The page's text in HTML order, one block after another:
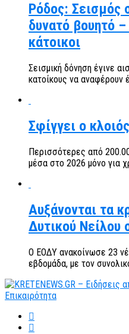
Ρόδος: Σεισμός
δυνατό βουητό
κάτοικοι
Σεισμική δόνηση έγινε
κατοίκους να αναφέρουν
Σφίγγει ο
Περισσότερες από
μέσα στο 2026 μόνο για
Αυξάνονται τα
Δυτικού Νείλου
Ο ΕΟΔΥ ανακοίνωσε 23
εβδομάδα, με τον